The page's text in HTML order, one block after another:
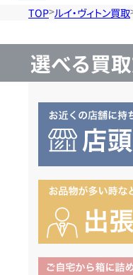
TOP ルイ・ヴィトン買取
選べる買